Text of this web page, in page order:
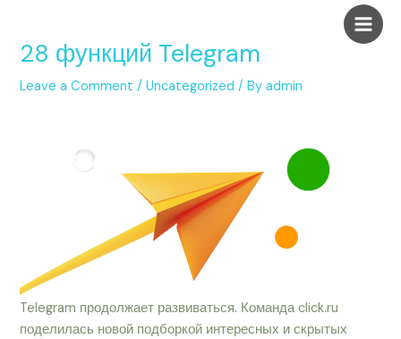
content
Main
28 функций Telegram
Leave a Comment /Uncategorized / Byadmin
Telegram продолжает развиваться. Команда click.ru
поделилась новой подборкой интересных и скрытых